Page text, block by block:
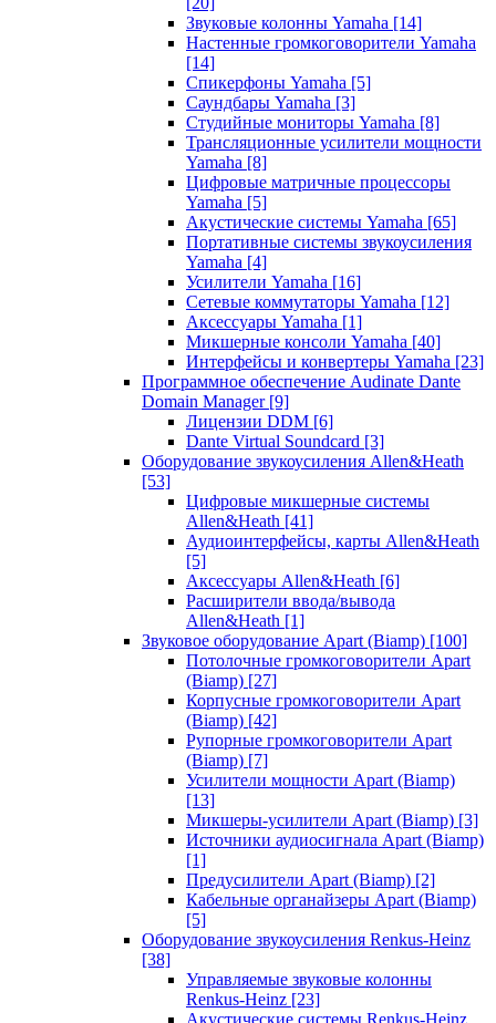
Звуковые колонны Yamaha [14]
Настенные громкоговорители Yamaha
[14]
Спикерфоны Yamaha [5]
Саундбары Yamaha [3]
Студийные мониторы Yamaha [8]
Трансляционные усилители мощности
Yamaha [8]
Цифровые матричные процессоры
Yamaha [5]
Акустические системы Yamaha [65]
Портативные системы звукоусиления
Yamaha [4]
Усилители Yamaha [16]
Сетевые коммутаторы Yamaha [12]
Аксессуары Yamaha [1]
Микшерные консоли Yamaha [40]
Интерфейсы и конвертеры Yamaha [23]
Программное обеспечение Audinate Dante
Domain Manager [9]
Лицензии DDM [6]
Dante Virtual Soundcard [3]
Оборудование звукоусиления Allen&Heath
[53]
Цифровые микшерные системы
Allen&Heath [41]
Аудиоинтерфейсы, карты Allen&Heath
[5]
Аксессуары Allen&Heath [6]
Расширители ввода/вывода
Allen&Heath [1]
Звуковое оборудование Apart (Biamp) [100]
Потолочные громкоговорители Apart
(Biamp) [27]
Корпусные громкоговорители Apart
(Biamp) [42]
Рупорные громкоговорители Apart
(Biamp) [7]
Усилители мощности Apart (Biamp)
[13]
Микшеры-усилители Apart (Biamp) [3]
Источники аудиосигнала Apart (Biamp)
[1]
Предусилители Apart (Biamp) [2]
Кабельные органайзеры Apart (Biamp)
[5]
Оборудование звукоусиления Renkus-Heinz
[38]
Управляемые звуковые колонны
Renkus-Heinz [23]
Акустические системы Renkus-Heinz